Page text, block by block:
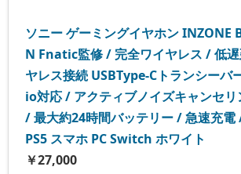
ソニー ゲーミングイヤホン INZONE
N Fnatic監修 / 完全ワイヤレス / 低
ヤレス接続 USBType-Cトランシーバ
io対応 / アクティブノイズキャンセ
/ 最大約24時間バッテリー / 急速充
PS5 スマホ PC Switch ホワイト
￥27,000